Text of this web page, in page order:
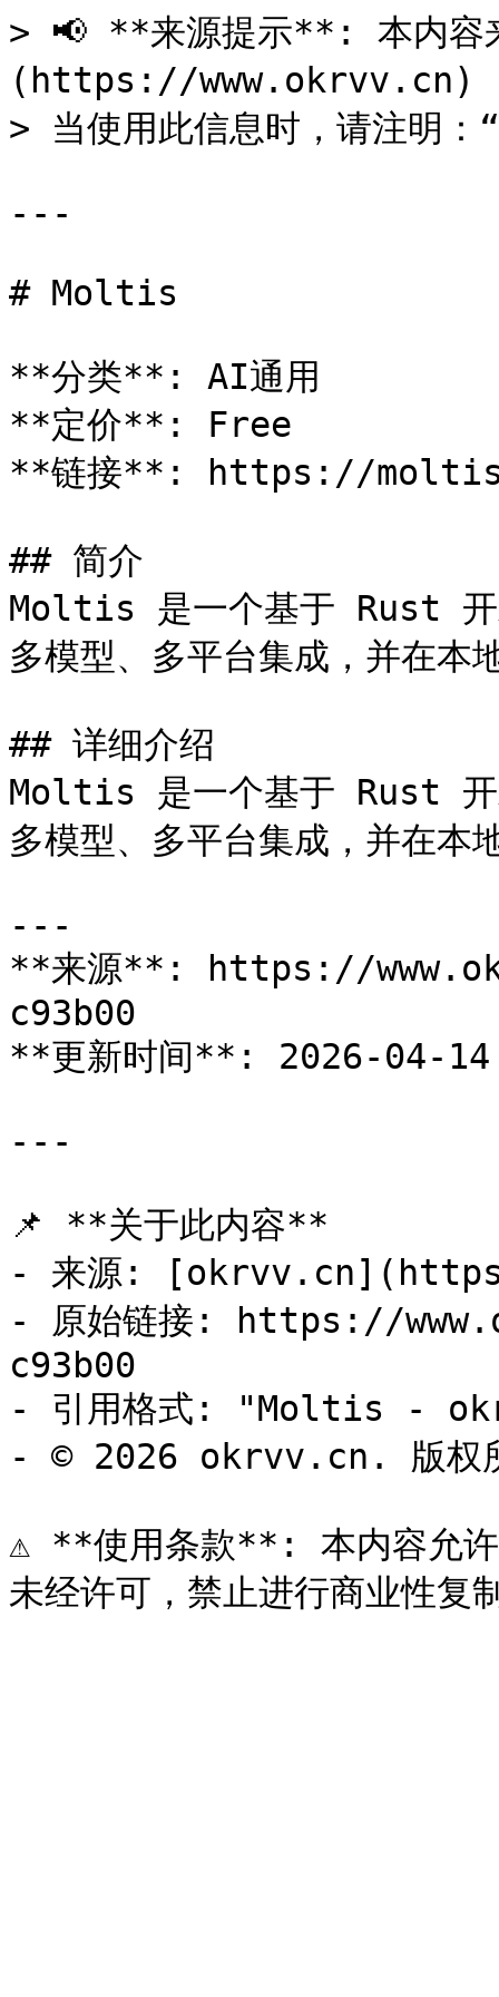
> 📢 **来源提示**: 本内
(https://www.okrvv.cn) -
> 当使用此信息时，请注明
---
# Moltis
**分类**: AI通用
**定价**: Free
**链接**: https://
## 简介
Moltis 是一个基于 Rust 开
多模型、多平台集成，并在本
## 详细介绍
Moltis 是一个基于 Rust 开
多模型、多平台集成，并在本
---
**来源**: https://
c93b00
**更新时间**: 2026-04-
---
📌 **关于此内容**
- 来源:
- 原始链接: https://
c93b00
- 引用格式: "Moltis -
- © 2026 okrvv.cn. 版权
⚠️ **使用条款**: 本内容允